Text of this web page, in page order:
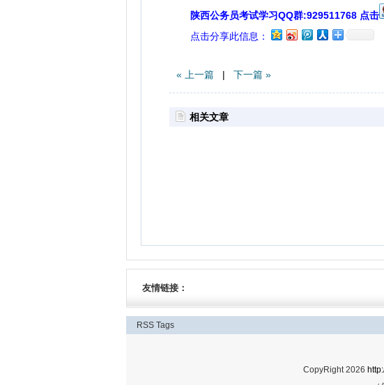
陕西公务员考试学习QQ群:929511768 点击
点击分享此信息：
« 上一篇 | 下一篇 »
相关文章
友情链接：
RSS Tags
CopyRight 2026